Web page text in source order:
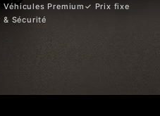
Véhicules Premium ✓ Prix fixe
Sécurité